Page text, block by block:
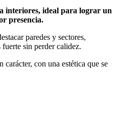
interiores, ideal para lograr un
presencia.
paredes y sectores,
sin perder calidez.
carácter, con una estética que se